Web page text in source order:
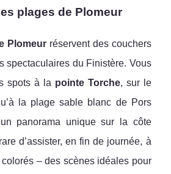
plages de Plomeur
Plomeur réservent des couchers
spectaculaires du Finistère. Vous
spots à la pointe Torche, sur le
la plage sable blanc de Pors
panorama unique sur la côte
d’assister, en fin de journée, à
– des scènes idéales pour